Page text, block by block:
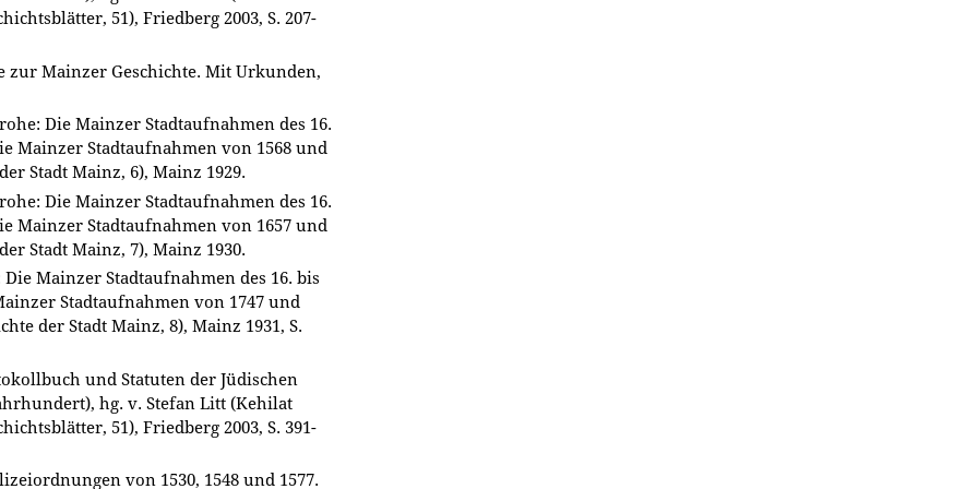
51), Friedberg 2003, S. 207-
zur Mainzer Geschichte. Mit Urkunden,
Die Mainzer Stadtaufnahmen des 16.
Mainzer Stadtaufnahmen von 1568 und
Stadt Mainz, 6), Mainz 1929.
Die Mainzer Stadtaufnahmen des 16.
Mainzer Stadtaufnahmen von 1657 und
Stadt Mainz, 7), Mainz 1930.
Mainzer Stadtaufnahmen des 16. bis
Stadtaufnahmen von 1747 und
der Stadt Mainz, 8), Mainz 1931, S.
und Statuten der Jüdischen
hg. v. Stefan Litt (Kehilat
51), Friedberg 2003, S. 391-
von 1530, 1548 und 1577.